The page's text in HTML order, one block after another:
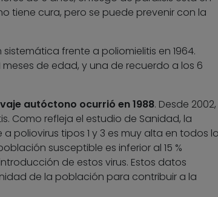
tiene cura, pero se puede prevenir con la
frente a poliomielitis en 1964.
meses de edad, y una de recuerdo a los 6
autóctono ocurrió en 1988. Desde
Como refleja el estudio de Sanidad, la
poliovirus tipos 1 y 3 es muy alta en todos
susceptible es inferior al 15 %
de estos virus. Estos datos
de la población para contribuir a la